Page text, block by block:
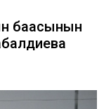
баасынын